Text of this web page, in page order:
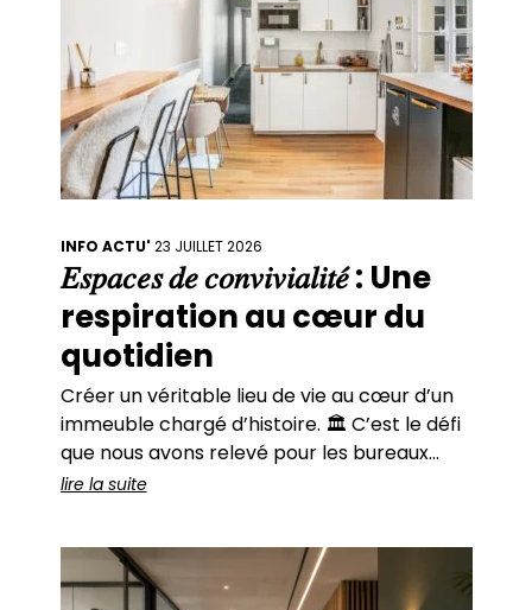
INFO ACTU'23 JUILLET 2026
𝐸𝑠𝑝𝑎𝑐𝑒𝑠 𝑑𝑒 𝑐𝑜𝑛𝑣𝑖𝑣𝑖𝑎𝑙𝑖𝑡𝑒́ : Une
respiration au cœur du
quotidien
Créer un véritable lieu de vie au cœur d’un
immeuble chargé d’histoire. 🏛️ C’est le défi
que nous avons relevé pour les bureaux
parisiens de Quadrille Capital. Des hauteurs
naturellement. ✨ L’immeuble haussmannien
séduit par
lire la suite